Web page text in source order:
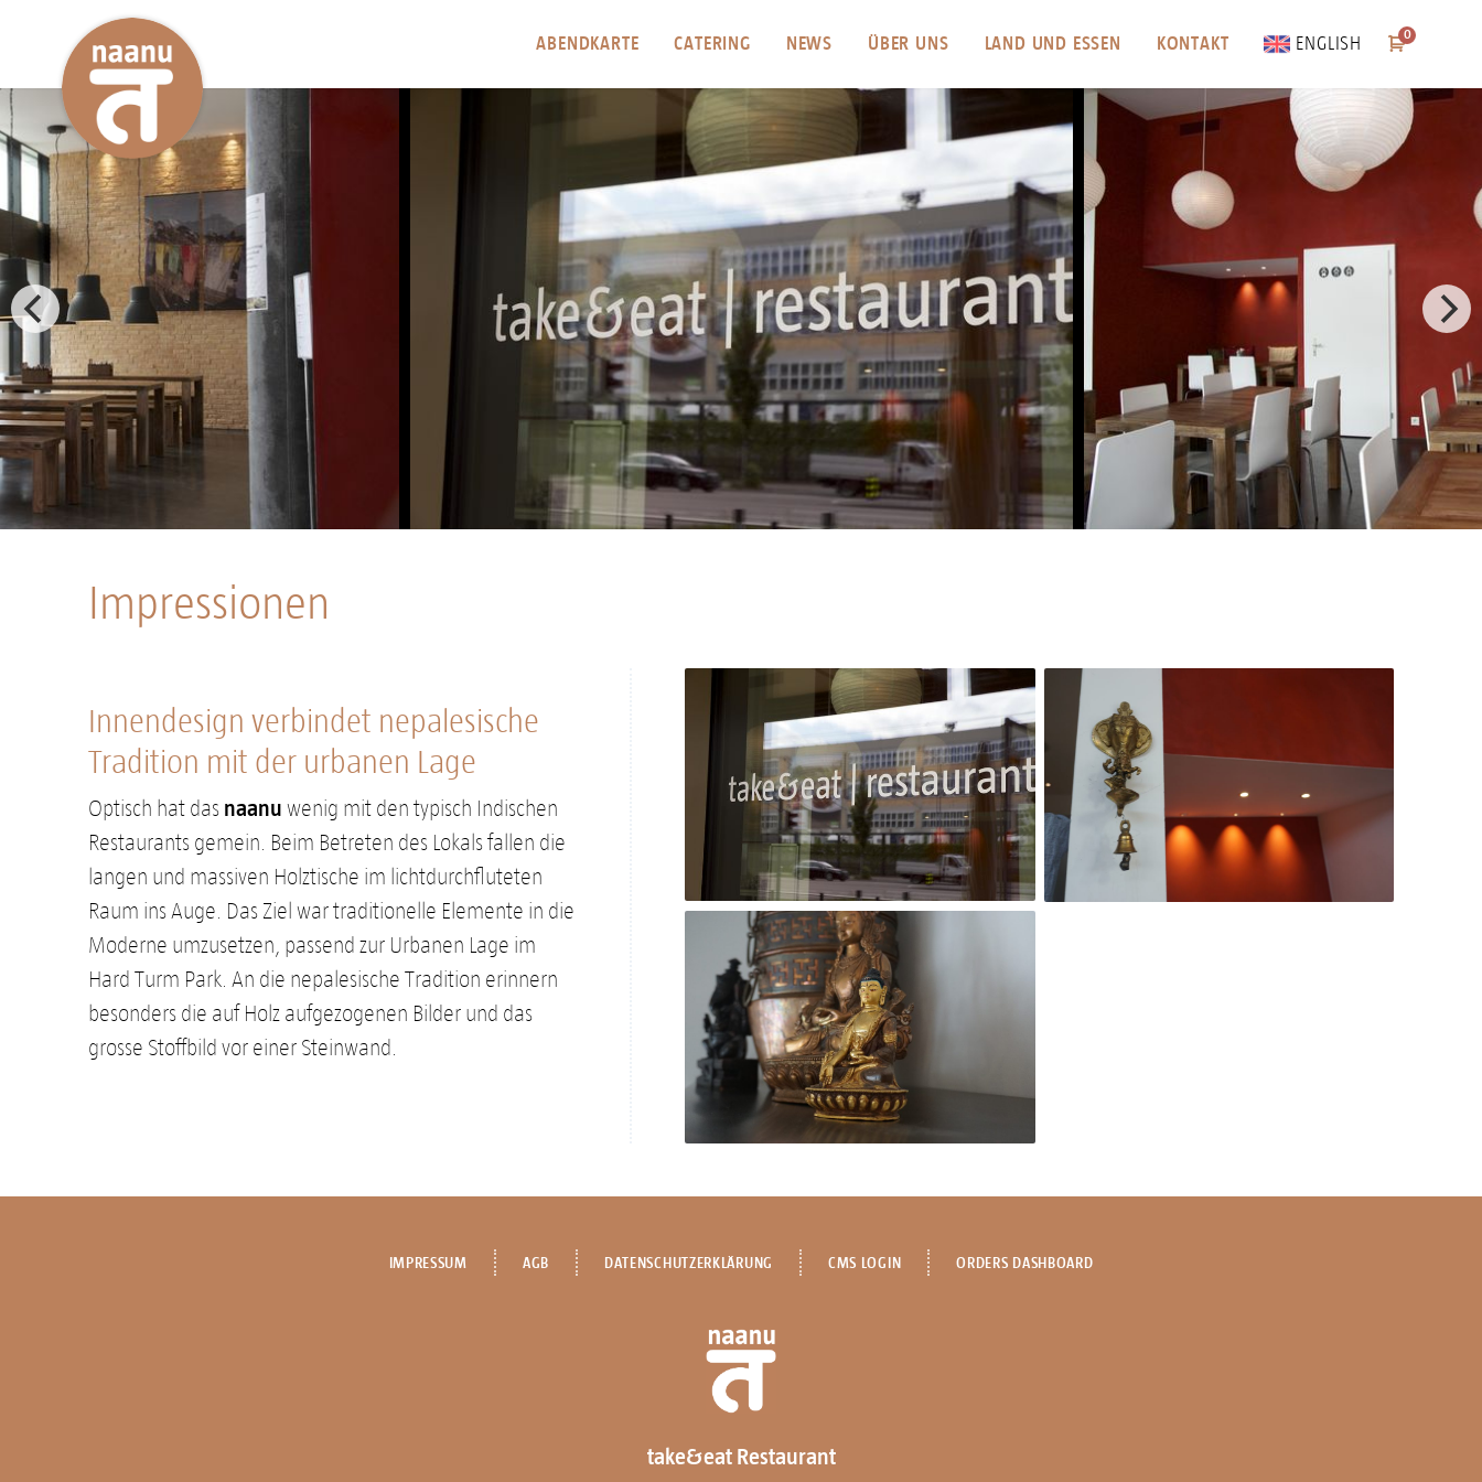
ABENDKARTE CATERING NEWS ÜBER UNS LAND UND ESSEN KONTAKT ENGLISH 0
Impressionen
Innendesign verbindet nepalesische
Tradition mit der urbanen Lage
Optisch hat das naanu wenig mit den typisch Indischen
Restaurants gemein. Beim Betreten des Lokals fallen die
langen und massiven Holztische im lichtdurchfluteten
Raum ins Auge. Das Ziel war traditionelle Elemente in die
Moderne umzusetzen, passend zur Urbanen Lage im
Hard Turm Park. An die nepalesische Tradition erinnern
besonders die auf Holz aufgezogenen Bilder und das
grosse Stoffbild vor einer Steinwand.
IMPRESSUM AGB DATENSCHUTZERKLÄRUNG CMS LOGIN ORDERS DASHBOARD
take&eat Restaurant